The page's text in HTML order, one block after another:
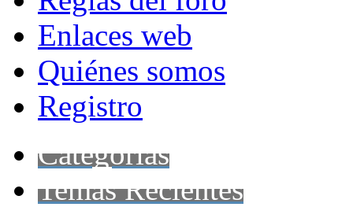
Enlaces web
Quiénes somos
Registro
Categorías
Temas Recientes